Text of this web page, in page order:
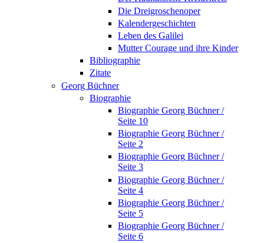
Die Dreigroschenoper
Kalendergeschichten
Leben des Galilei
Mutter Courage und ihre Kinder
Bibliographie
Zitate
Georg Büchner
Biographie
Biographie Georg Büchner /
Seite 10
Biographie Georg Büchner /
Seite 2
Biographie Georg Büchner /
Seite 3
Biographie Georg Büchner /
Seite 4
Biographie Georg Büchner /
Seite 5
Biographie Georg Büchner /
Seite 6